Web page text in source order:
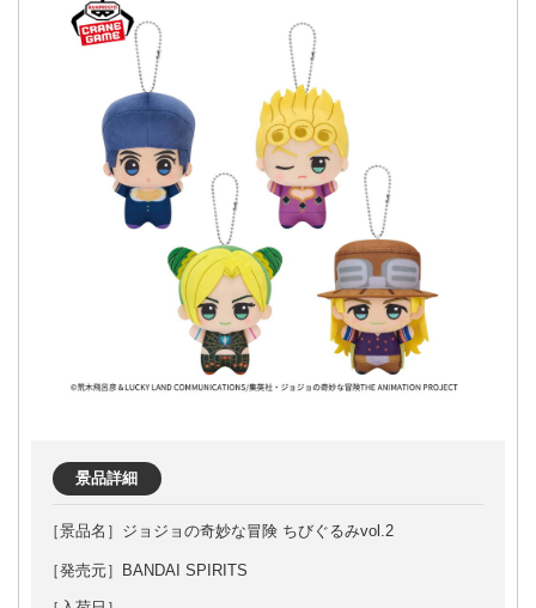
景品詳細
ジョジョの奇妙な冒険 ちびぐるみvol.2
［発売元］BANDAI SPIRITS